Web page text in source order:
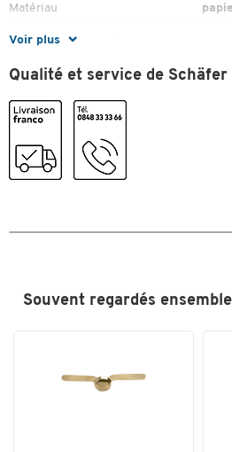
Voir plus
Matériau
Pièce(s) par paquet
Couleurs
Coloris
Dimensions
Largeur (mm)
Qualité et service de Schäfer
Souvent regardés ensemble